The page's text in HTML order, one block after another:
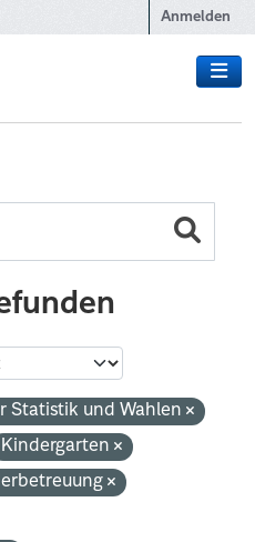
Anmelden
Statistik und Wahlen
Kindergarten